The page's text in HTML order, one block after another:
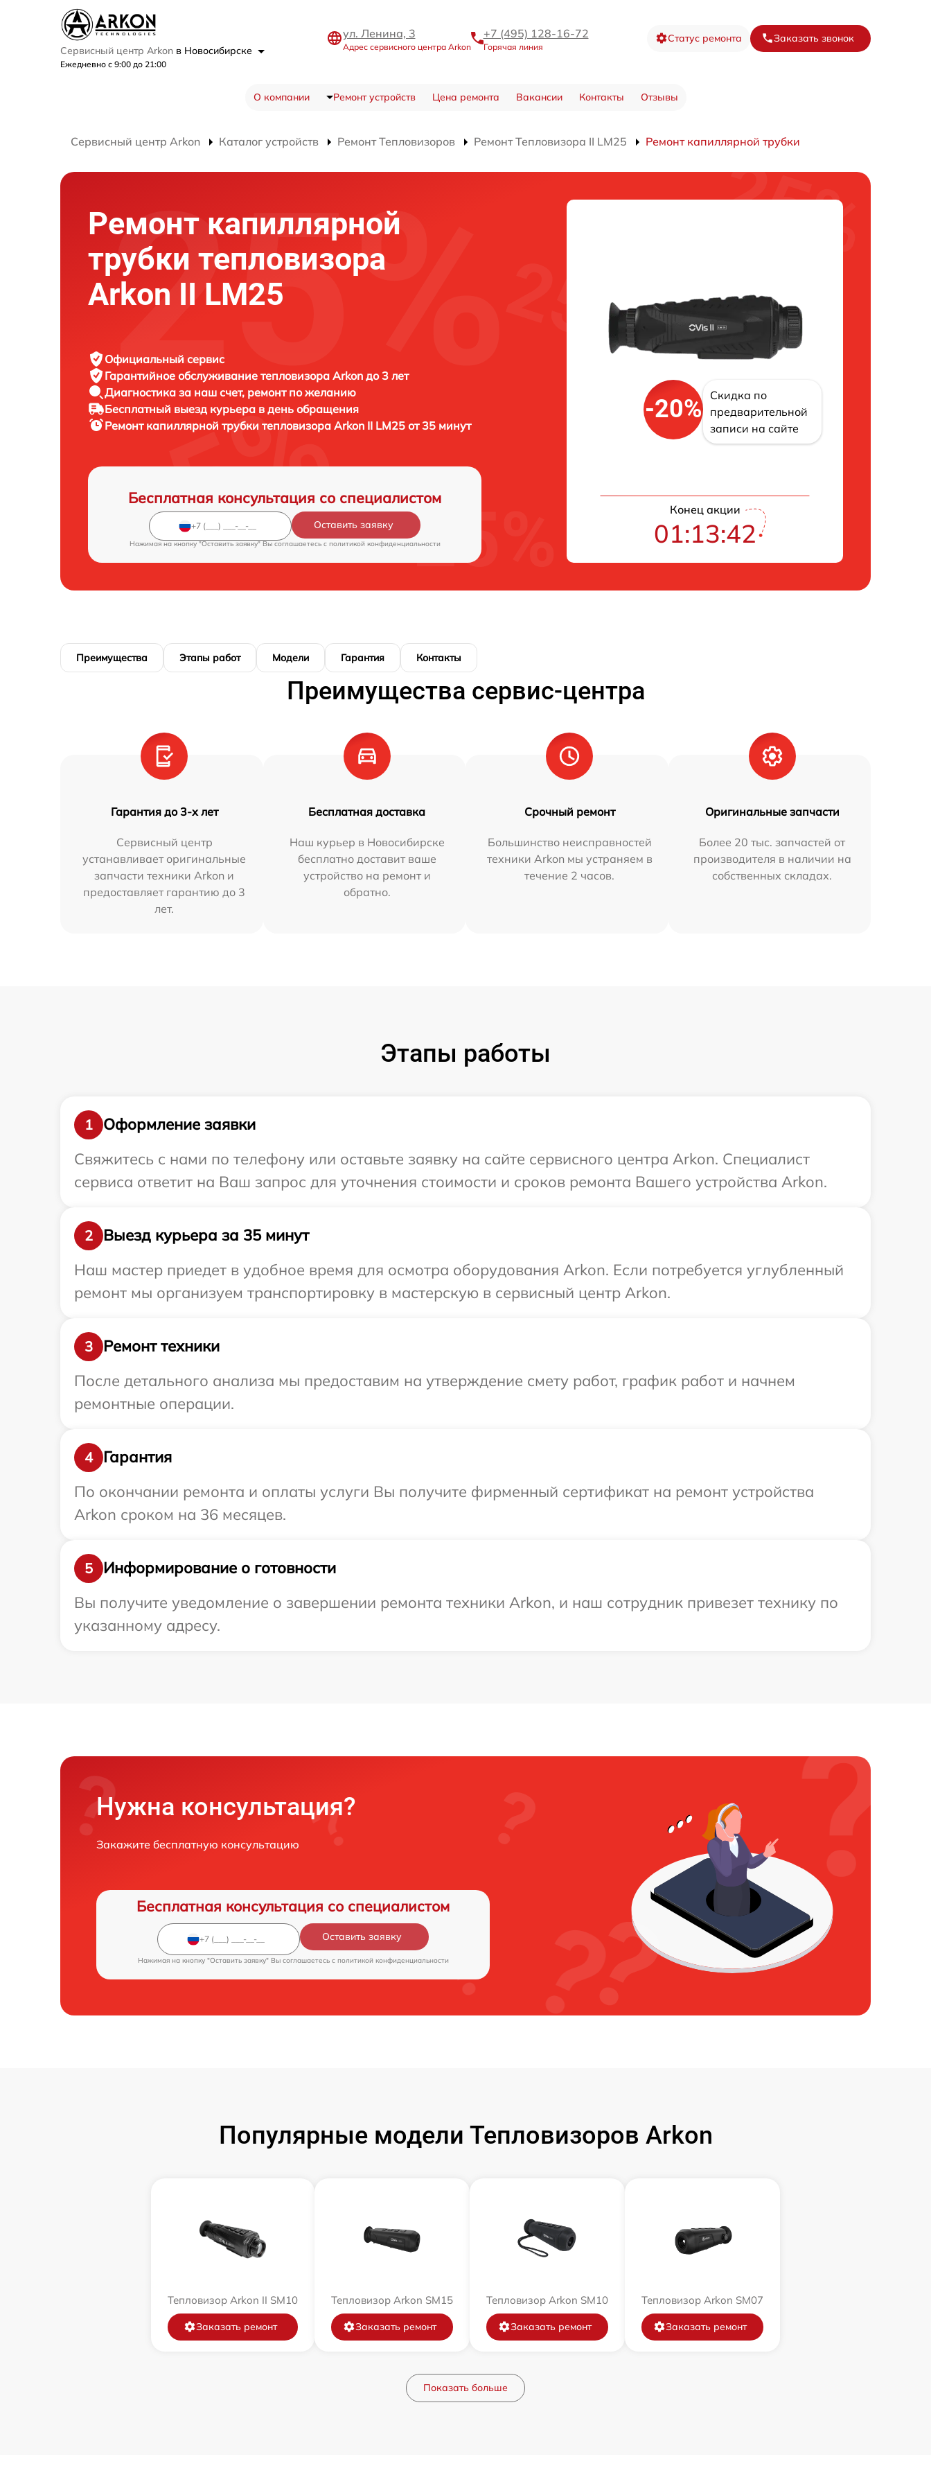
Сервисный центр Arkon в Новосибирске
Ежедневно с 9:00 до 21:00
ул. Ленина, 3
Адрес сервисного центра Arkon
+7 (495) 128-16-72
Горячая линия
Статус ремонта Заказать звонок
О компании Ремонт устройств Цена ремонта Вакансии Контакты Отзывы
Сервисный центр Arkon Каталог устройств Ремонт Тепловизоров Ремонт Тепловизора II LM25 Ремонт капиллярной трубки
Ремонт капиллярной
трубки тепловизора
Arkon II LM25
Официальный сервис
Гарантийное обслуживание тепловизора Arkon до 3 лет
Диагностика за наш счет, ремонт по желанию
Бесплатный выезд курьера в день обращения
Ремонт капиллярной трубки тепловизора Arkon II LM25 от 35 минут
Бесплатная консультация со специалистом
Оставить заявку
Нажимая на кнопку "Оставить заявку" Вы соглашаетесь c политикой конфиденциальности
-20%
Скидка по
предварительной
записи на сайте
Конец акции
01:13:41
Преимущества Этапы работ Модели Гарантия Контакты
Преимущества сервис-центра
Гарантия до 3-х лет
Сервисный центр
устанавливает оригинальные
запчасти техники Arkon и
предоставляет гарантию до 3
лет.
Бесплатная доставка
Наш курьер в Новосибирске
бесплатно доставит ваше
устройство на ремонт и
обратно.
Срочный ремонт
Большинство неисправностей
техники Arkon мы устраняем в
течение 2 часов.
Оригинальные запчасти
Более 20 тыс. запчастей от
производителя в наличии на
собственных складах.
Этапы работы
1
Оформление заявки
Свяжитесь с нами по телефону или оставьте заявку на сайте сервисного центра Arkon. Специалист
сервиса ответит на Ваш запрос для уточнения стоимости и сроков ремонта Вашего устройства Arkon.
2
Выезд курьера за 35 минут
Наш мастер приедет в удобное время для осмотра оборудования Arkon. Если потребуется углубленный
ремонт мы организуем транспортировку в мастерскую в сервисный центр Arkon.
3
Ремонт техники
После детального анализа мы предоставим на утверждение смету работ, график работ и начнем
ремонтные операции.
4
Гарантия
По окончании ремонта и оплаты услуги Вы получите фирменный сертификат на ремонт устройства
Arkon сроком на 36 месяцев.
5
Информирование о готовности
Вы получите уведомление о завершении ремонта техники Arkon, и наш сотрудник привезет технику по
указанному адресу.
Нужна консультация?
Закажите бесплатную консультацию
Бесплатная консультация со специалистом
Оставить заявку
Нажимая на кнопку "Оставить заявку" Вы соглашаетесь c политикой конфиденциальности
Популярные модели Тепловизоров Arkon
Тепловизор Arkon II SM10
Заказать ремонт
Тепловизор Arkon SM15
Заказать ремонт
Тепловизор Arkon SM10
Заказать ремонт
Тепловизор Arkon SM07
Заказать ремонт
Показать больше